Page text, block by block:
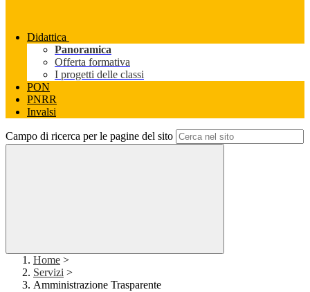
Didattica
Panoramica
Offerta formativa
I progetti delle classi
PON
PNRR
Invalsi
Campo di ricerca per le pagine del sito
Home >
Servizi >
Amministrazione Trasparente